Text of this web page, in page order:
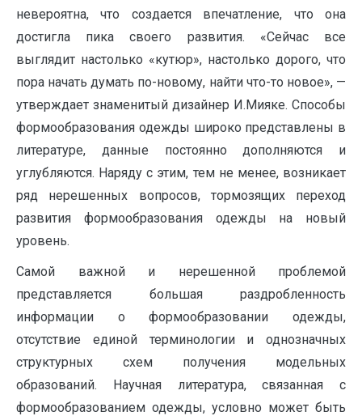
невероятна, что создается впечатление, что она
достигла пика своего развития. «Сейчас все
выглядит настолько «кутюр», настолько дорого, что
пора начать думать по-новому, найти что-то новое», —
утверждает знаменитый дизайнер И.Мияке. Способы
формообразования одежды широко представлены в
литературе, данные постоянно дополняются и
углубляются. Наряду с этим, тем не менее, возникает
ряд нерешенных вопросов, тормозящих переход
развития формообразования одежды на новый
уровень.
Самой важной и нерешенной проблемой
представляется большая раздробленность
информации о формообразовании одежды,
отсутствие единой терминологии и однозначных
структурных схем получения модельных
образований. Научная литература, связанная с
формообразованием одежды, условно может быть